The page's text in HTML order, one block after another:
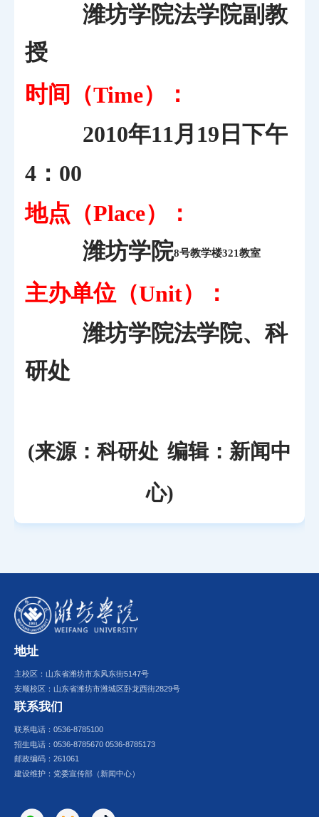
潍坊学院法学院副教
授
时间（Time）：
2010年11月19日下午
4：00
地点（Place）：
潍坊学院8号教学楼321教室
主办单位（Unit）：
潍坊学院法学院、科
研处
(来源：科研处 编辑：新闻中
心)
地址
主校区：山东省潍坊市东风东街5147号
安顺校区：山东省潍坊市潍城区卧龙西街2829号
联系我们
联系电话：0536-8785100
招生电话：0536-8785670 0536-8785173
邮政编码：261061
建设维护：党委宣传部（新闻中心）